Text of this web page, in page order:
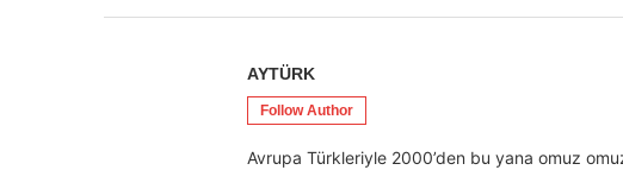
AYTÜRK
Follow Author
Avrupa Türkleriyle 2000’den bu yana omuz